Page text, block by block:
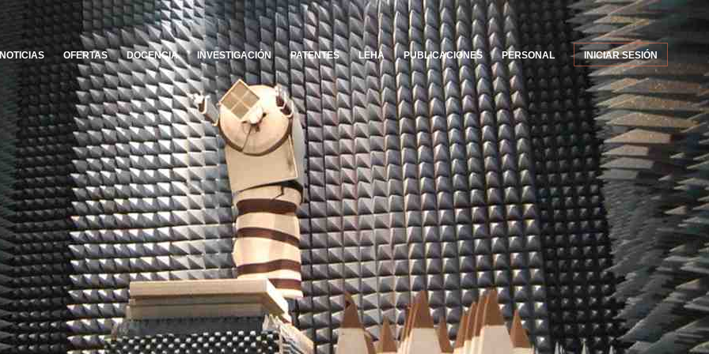
NOTICIAS OFERTAS DOCENCIA INVESTIGACIÓN PATENTES LEHA PUBLICACIONES PERSONAL INICIAR SESIÓN